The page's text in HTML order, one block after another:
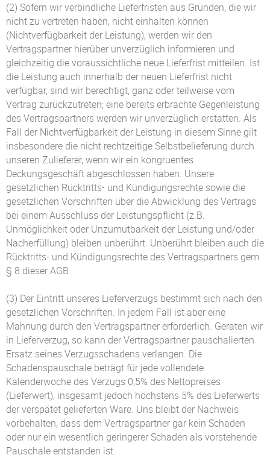
(2) Sofern wir verbindliche Lieferfristen aus Gründen, die wir
nicht zu vertreten haben, nicht einhalten können
(Nichtverfügbarkeit der Leistung), werden wir den
Vertragspartner hierüber unverzüglich informieren und
gleichzeitig die voraussichtliche neue Lieferfrist mitteilen. Ist
die Leistung auch innerhalb der neuen Lieferfrist nicht
verfügbar, sind wir berechtigt, ganz oder teilweise vom
Vertrag zurückzutreten; eine bereits erbrachte Gegenleistung
des Vertragspartners werden wir unverzüglich erstatten. Als
Fall der Nichtverfügbarkeit der Leistung in diesem Sinne gilt
insbesondere die nicht rechtzeitige Selbstbelieferung durch
unseren Zulieferer, wenn wir ein kongruentes
Deckungsgeschäft abgeschlossen haben. Unsere
gesetzlichen Rücktritts- und Kündigungsrechte sowie die
gesetzlichen Vorschriften über die Abwicklung des Vertrags
bei einem Ausschluss der Leistungspflicht (z.B.
Unmöglichkeit oder Unzumutbarkeit der Leistung und/oder
Nacherfüllung) bleiben unberührt. Unberührt bleiben auch die
Rücktritts- und Kündigungsrechte des Vertragspartners gem.
§ 8 dieser AGB.
(3) Der Eintritt unseres Lieferverzugs bestimmt sich nach den
gesetzlichen Vorschriften. In jedem Fall ist aber eine
Mahnung durch den Vertragspartner erforderlich. Geraten wir
in Lieferverzug, so kann der Vertragspartner pauschalierten
Ersatz seines Verzugsschadens verlangen. Die
Schadenspauschale beträgt für jede vollendete
Kalenderwoche des Verzugs 0,5% des Nettopreises
(Lieferwert), insgesamt jedoch höchstens 5% des Lieferwerts
der verspätet gelieferten Ware. Uns bleibt der Nachweis
vorbehalten, dass dem Vertragspartner gar kein Schaden
oder nur ein wesentlich geringerer Schaden als vorstehende
Pauschale entstanden ist.